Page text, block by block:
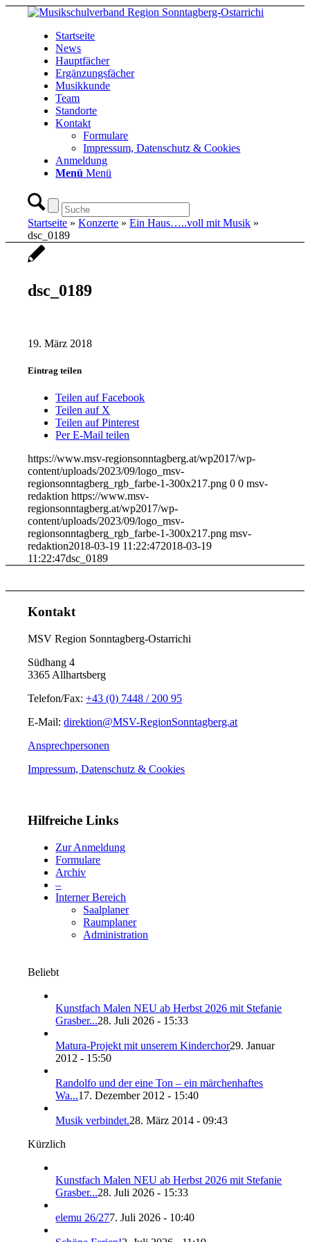
Startseite
News
Hauptfächer
Ergänzungsfächer
Musikkunde
Team
Standorte
Kontakt
Formulare
Impressum, Datenschutz & Cookies
Anmeldung
Menü Menü
Startseite »Konzerte »Ein Haus…..voll mit Musik »
dsc_0189
dsc_0189
19. März 2018
Eintrag teilen
Teilen auf Facebook
Teilen auf X
Teilen auf Pinterest
Per E-Mail teilen
https://www.msv-regionsonntagberg.at/wp2017/wp-
content/uploads/2023/09/logo_msv-
regionsonntagberg_rgb_farbe-1-300x217.png 0 0 msv-
redaktion https://www.msv-
regionsonntagberg.at/wp2017/wp-
content/uploads/2023/09/logo_msv-
regionsonntagberg_rgb_farbe-1-300x217.png msv-
redaktion2018-03-19 11:22:472018-03-19
11:22:47dsc_0189
Kontakt
MSV Region Sonntagberg-Ostarrichi
Südhang 4
3365 Allhartsberg
Telefon/Fax:+43 (0) 7448 / 200 95
E-Mail:direktion@MSV-RegionSonntagberg.at
Ansprechpersonen
Impressum, Datenschutz & Cookies
Hilfreiche Links
Zur Anmeldung
Formulare
Archiv
–
Interner Bereich
Saalplaner
Raumplaner
Administration
Beliebt
Kunstfach Malen NEU ab Herbst 2026 mit Stefanie
Grasber...28. Juli 2026 - 15:33
Matura-Projekt mit unserem Kinderchor29. Januar
2012 - 15:50
Randolfo und der eine Ton – ein märchenhaftes
Wa...17. Dezember 2012 - 15:40
Musik verbindet.28. März 2014 - 09:43
Kürzlich
Kunstfach Malen NEU ab Herbst 2026 mit Stefanie
Grasber...28. Juli 2026 - 15:33
elemu 26/277. Juli 2026 - 10:40